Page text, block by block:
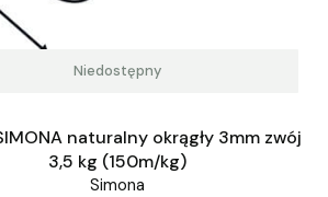
Niedostępny
naturalny okrągły 3mm zwój
3,5 kg (150m/kg)
Simona